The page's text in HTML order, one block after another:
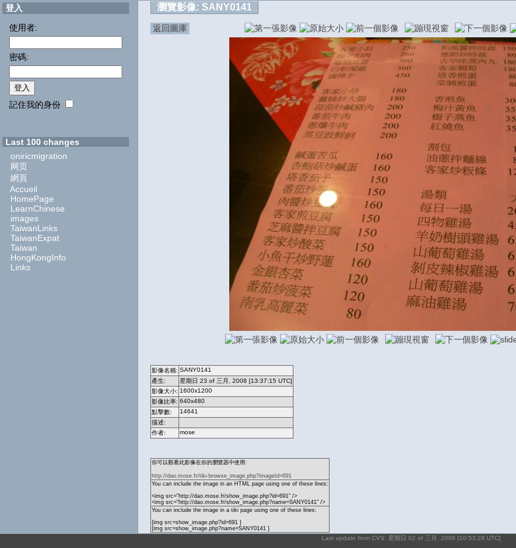
登入
使用者:
密碼:
記住我的身份
Last 100 changes
oniricmigration
网页
網頁
Accueil
HomePage
LearnChinese
images
TaiwanLinks
TaiwanExpat
Taiwan
HongKongInfo
Links
瀏覽影像: SANY0141
返回圖庫
影像名稱: SANY0141
產生:
星期日 23 of 三月, 2008 [13:37:15 UTC]
影像大小: 1600x1200
影像比率: 640x480
點擊數:
14641
描述:
作者:
mose
你可以觀看此影像在你的瀏覽器中使用:
http://dao.mose.fr/tiki-browse_image.php?imageId=691
You can include the image in an HTML page using one of these lines:
<img src="http://dao.mose.fr/show_image.php?id=691" />
<img src="http://dao.mose.fr/show_image.php?name=SANY0141" />
You can include the image in a tiki page using one of these lines:
{img src=show_image.php?id=691 }
{img src=show_image.php?name=SANY0141 }
Last update from CVS: 星期日 02 of 三月, 2008 [10:53:28 UTC]